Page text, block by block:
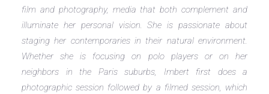
film and photography, media that both complement and
illuminate her personal vision. She is passionate about
staging her contemporaries in their natural environment.
Whether she is focusing on polo players or on her
neighbors in the Paris suburbs, Imbert first does a
photographic session followed by a filmed session, which